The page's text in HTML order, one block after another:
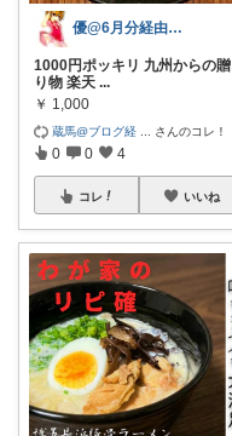
優@6月分経由購入感謝
1000円ポッキリ 九州からの贈
り物 楽天 ...
￥ 1,000
蔵馬@ブログ経 さんのコレ！
0 0 4
コレ いいね